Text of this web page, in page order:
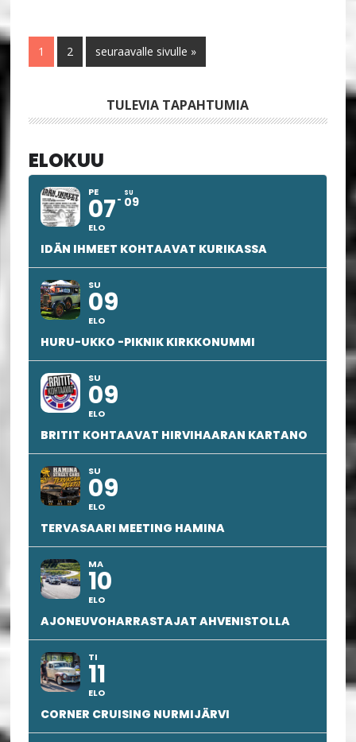
Sivu
1 Sivu
2 Siirry
seuraavalle sivulle »
Ensisijainen
sivupalkki
TULEVIA TAPAHTUMIA
ELOKUU
PE
07
ELO
SU
09
IDÄN IHMEET KOHTAAVAT KURIKASSA
SU
09
ELO
HURU-UKKO -PIKNIK KIRKKONUMMI
SU
09
ELO
BRITIT KOHTAAVAT HIRVIHAARAN KARTANO
SU
09
ELO
TERVASAARI MEETING HAMINA
MA
10
ELO
AJONEUVOHARRASTAJAT AHVENISTOLLA
TI
11
ELO
CORNER CRUISING NURMIJÄRVI